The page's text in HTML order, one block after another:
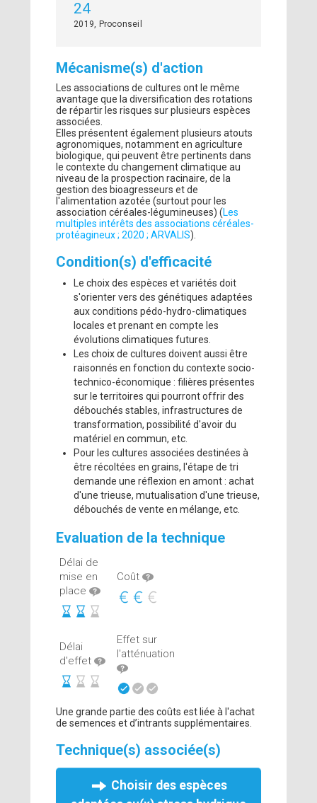
24
2019, Proconseil
Mécanisme(s) d'action
Les associations de cultures ont le même
avantage que la diversification des rotations
de répartir les risques sur plusieurs espèces
associées.
Elles présentent également plusieurs atouts
agronomiques, notamment en agriculture
biologique, qui peuvent être pertinents dans
le contexte du changement climatique au
niveau de la prospection racinaire, de la
gestion des bioagresseurs et de
l'alimentation azotée (surtout pour les
association céréales-légumineuses) (Les
multiples intérêts des associations céréales-
protéagineux ; 2020 ; ARVALIS).
Condition(s) d'efficacité
Le choix des espèces et variétés doit
s'orienter vers des génétiques adaptées
aux conditions pédo-hydro-climatiques
locales et prenant en compte les
évolutions climatiques futures.
Les choix de cultures doivent aussi être
raisonnés en fonction du contexte socio-
technico-économique : filières présentes
sur le territoires qui pourront offrir des
débouchés stables, infrastructures de
transformation, possibilité d'avoir du
matériel en commun, etc.
Pour les cultures associées destinées à
être récoltées en grains, l'étape de tri
demande une réflexion en amont : achat
d'une trieuse, mutualisation d'une trieuse,
débouchés de vente en mélange, etc.
Evaluation de la technique
Délai de
mise en
place
Coût
Délai
d'effet
Effet sur
l'atténuation
Une grande partie des coûts est liée à l'achat
de semences et d’intrants supplémentaires.
Technique(s) associée(s)
Choisir des espèces